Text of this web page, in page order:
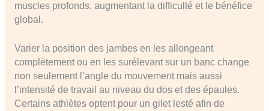
muscles profonds, augmentant la difficulté et le bénéfice
global.
Varier la position des jambes en les allongeant
complètement ou en les surélevant sur un banc change
non seulement l’angle du mouvement mais aussi
l’intensité de travail au niveau du dos et des épaules.
Certains athlètes optent pour un gilet lesté afin de